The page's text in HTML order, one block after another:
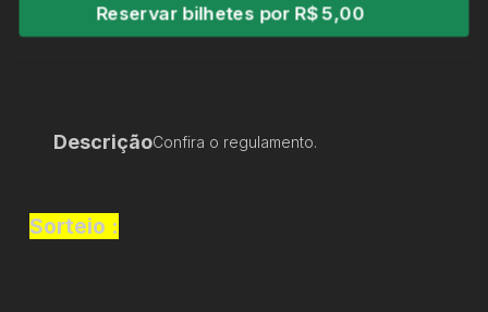
Reservar bilhetes por R$ 5,00
DescriçãoConfira o regulamento.
Sorteio :